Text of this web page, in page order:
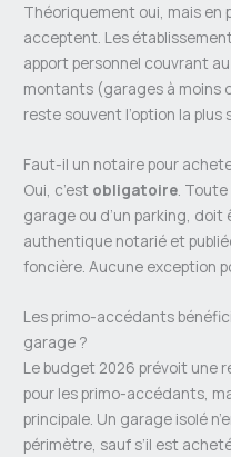
Théoriquement oui, mais en
acceptent. Les
apport personnel couvrant
montants (garages à moins
reste souvent l’option la plus
Faut-il un notaire pour
Oui, c’est obligatoire. Toute
garage ou d’un parking,
authentique notarié et
foncière. Aucune exception
Les primo-accédants
garage ?
Le budget 2026 prévoit une
pour les primo-accédants,
principale. Un garage isolé
périmètre, sauf s’il est